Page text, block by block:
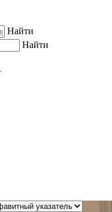
Найти
Найти